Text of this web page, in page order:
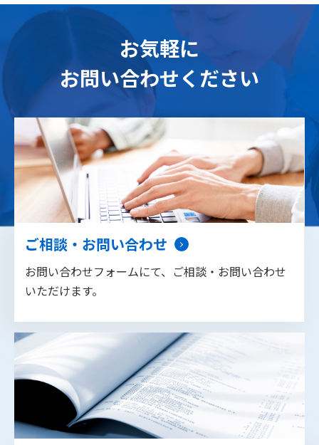
お気軽に
お問い合わせください
ご相談・お問い合わせ
お問い合わせフォームにて、ご相談・お問い合わせ
いただけます。